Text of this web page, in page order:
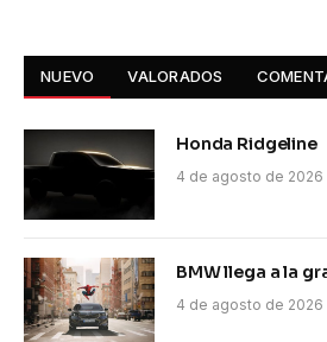
NUEVO VALORADOS
Honda Ridgeline
4 de agosto de 2026
BMW llega a la
4 de agosto de 2026